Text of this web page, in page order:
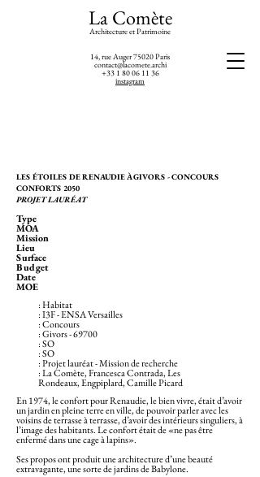
La Comète
Architecture et Patrimoine
14, rue Auger 75020 Paris
contact@lacomete.archi
+33 1 80 06 11 36
instagram
LES ÉTOILES DE RENAUDIE À GIVORS - CONCOURS
CONFORTS 2050
PROJET LAURÉAT
Type
MOA
Mission
Lieu
Surface
Budget
Date
MOE
: Habitat
: I3F - ENSA Versailles
: Concours
: Givors - 69700
: SO
: SO
: Projet lauréat - Mission de recherche
: La Comète, Francesca Contrada, Les
Rondeaux, Engpiplard, Camille Picard
En 1974, le confort pour Renaudie, le bien vivre, était d’avoir
un jardin en pleine terre en ville, de pouvoir parler avec les
voisins de terrasse à terrasse, d’avoir des intérieurs singuliers, à
l’image des habitants. Le confort était de «ne pas être
enfermé dans une cage à lapins».
Ses propos ont produit une architecture d’une beauté
extravagante, une sorte de jardins de Babylone.